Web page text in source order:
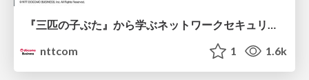
『三匹の子ぶた』から学ぶネットワークセキュリティの昔と今 / Network Security: Then and Now Through the Lens of The Three Little Pigs
nttcom
1 1.6k